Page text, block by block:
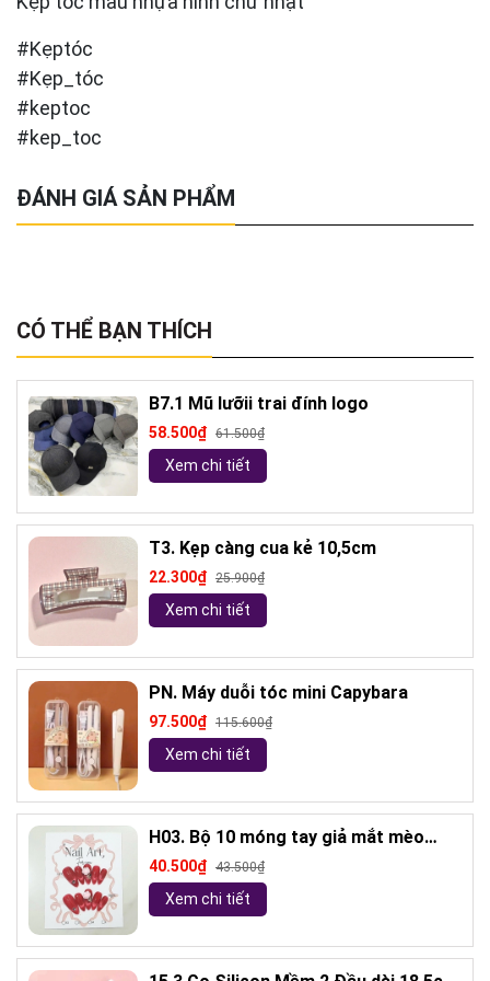
#Kẹptóc
#Kẹp_tóc
#keptoc
#kep_toc
ĐÁNH GIÁ SẢN PHẨM
CÓ THỂ BẠN THÍCH
B7.1 Mũ lưỡii trai đính logo
58.500₫ 61.500₫
Xem chi tiết
T3. Kẹp càng cua kẻ 10,5cm
22.300₫ 25.900₫
Xem chi tiết
PN. Máy duỗi tóc mini Capybara
97.500₫ 115.600₫
Xem chi tiết
H03. Bộ 10 móng tay giả mắt mèo
kèm keo và giũa móng (ngẫu nhiên)
40.500₫ 43.500₫
Xem chi tiết